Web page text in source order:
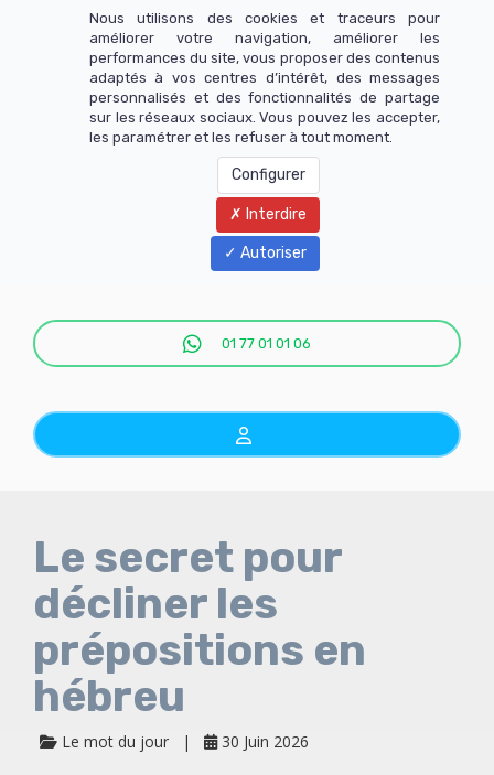
Menu
01 77 01 01 06
Le secret pour
décliner les
prépositions en
hébreu
Le mot du jour 30 Juin 2026
Nous utilisons des cookies et traceurs pour
améliorer votre navigation, améliorer les
performances du site, vous proposer des contenus
adaptés à vos centres d’intérêt, des messages
personnalisés et des fonctionnalités de partage
sur les réseaux sociaux. Vous pouvez les accepter,
les paramétrer et les refuser à tout moment.
Configurer
Interdire
Autoriser